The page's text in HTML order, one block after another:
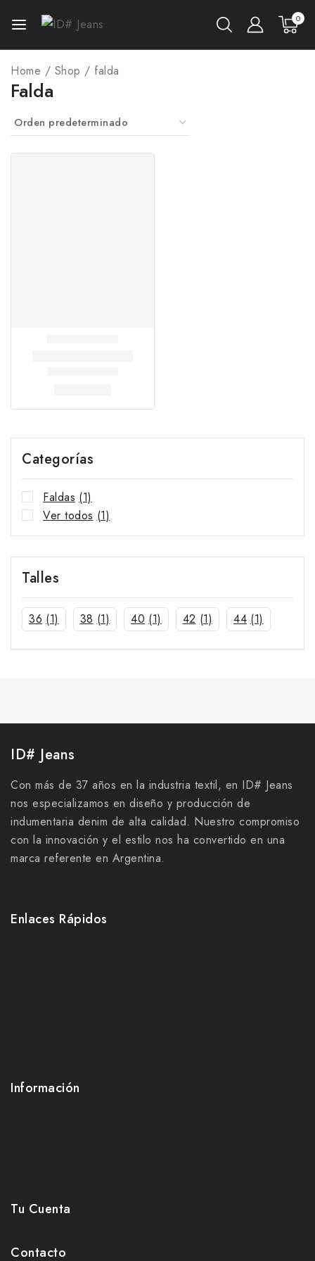
0
Home / Shop / falda
Falda
Categorías
Faldas (1)
Ver todos (1)
Talles
36 (1) 38 (1) 40 (1) 42 (1) 44 (1)
ID# Jeans
Con más de 37 años en la industria textil, en ID# Jeans
nos especializamos en diseño y producción de
indumentaria denim de alta calidad. Nuestro compromiso
con la innovación y el estilo nos ha convertido en una
marca referente en Argentina.
Enlaces Rápidos
Información
Tu Cuenta
Contacto